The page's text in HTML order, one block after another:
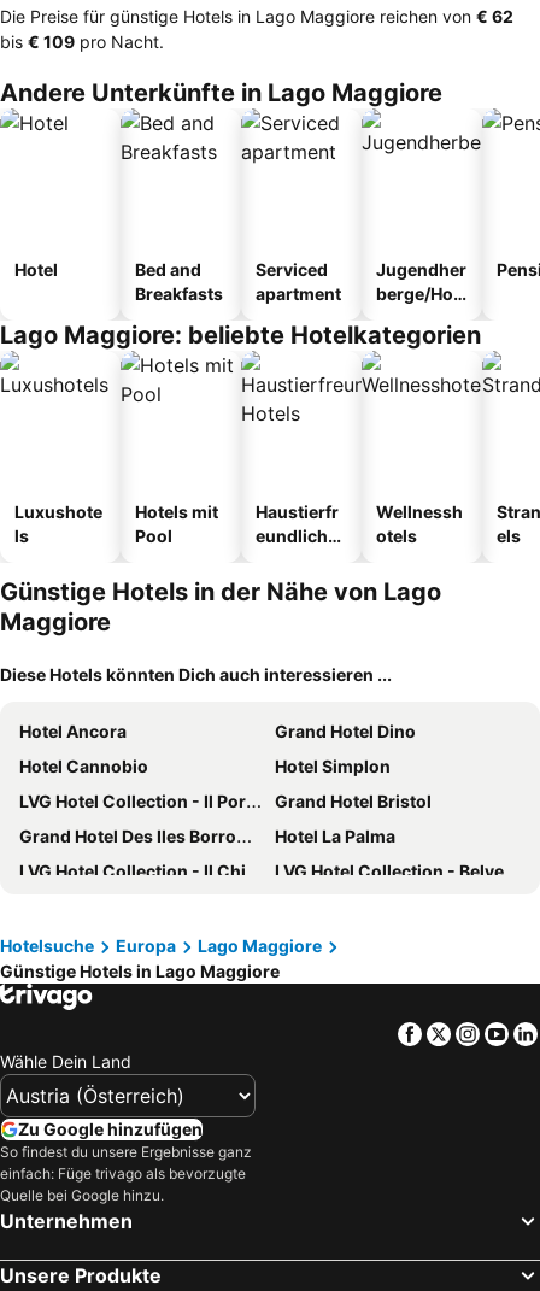
Die Preise für günstige Hotels in Lago Maggiore reichen von ‎€ 62
bis ‎€ 109 pro Nacht.
Andere Unterkünfte in Lago Maggiore
Hotel
Bed and
Breakfasts
Serviced
apartment
Jugendher
berge/Hos
Lago Maggiore: beliebte Hotelkategorien
Luxushote
ls
Hotels mit
Pool
Haustierfr
eundliche
Wellnessh
otels
els
Günstige Hotels in der Nähe von Lago
Maggiore
Diese Hotels könnten Dich auch interessieren ...
Hotel Ancora
Grand Hotel Dino
Hotel Cannobio
Hotel Simplon
LVG Hotel Collection - Il Portico
Grand Hotel Bristol
Grand Hotel Des Iles Borromees
Hotel La Palma
LVG Hotel Collection - Il Chiostro
LVG Hotel Collection - Belvedere San Gottardo
Hotel Ghiffa
Albergo Paradiso
Hotel Milan Speranza Au Lac
Hotel Splendid
Aquazzurra Resort & Aparthotel
Hotel Beau Rivage
Hotel Campagna
Hotel La Palma au Lac
Hotel Royal
Hotel Villa Delle Palme
Hotel dell'Angelo
Seven Boutique Hotel
Hotel Flora
Hotelsuche Europa
Lago Maggiore
Günstige Hotels in Lago Maggiore
Facebook
Twitter
Wähle Dein Land
Zu Google hinzufügen
So findest du unsere Ergebnisse ganz
einfach: Füge trivago als bevorzugte
Quelle bei Google hinzu.
Unternehmen
Unsere Produkte